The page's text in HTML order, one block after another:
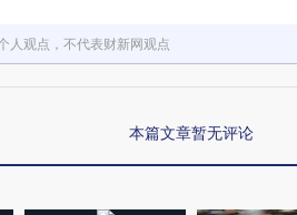
人观点，不代表财新网观点
本篇文章暂无评论